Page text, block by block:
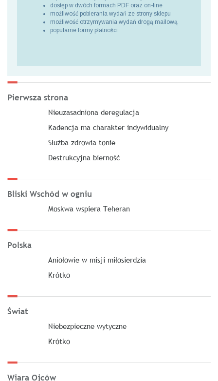
dostęp w dwóch formach PDF oraz on-line
możliwość pobierania wydań ze strony sklepu
możliwość otrzymywania wydań drogą mailową
popularne formy płatności
Pierwsza strona
Nieuzasadniona deregulacja
Kadencja ma charakter indywidualny
Służba zdrowia tonie
Destrukcyjna bierność
Bliski Wschód w ogniu
Moskwa wspiera Teheran
Polska
Aniołowie w misji miłosierdzia
Krótko
Świat
Niebezpieczne wytyczne
Krótko
Wiara Ojców